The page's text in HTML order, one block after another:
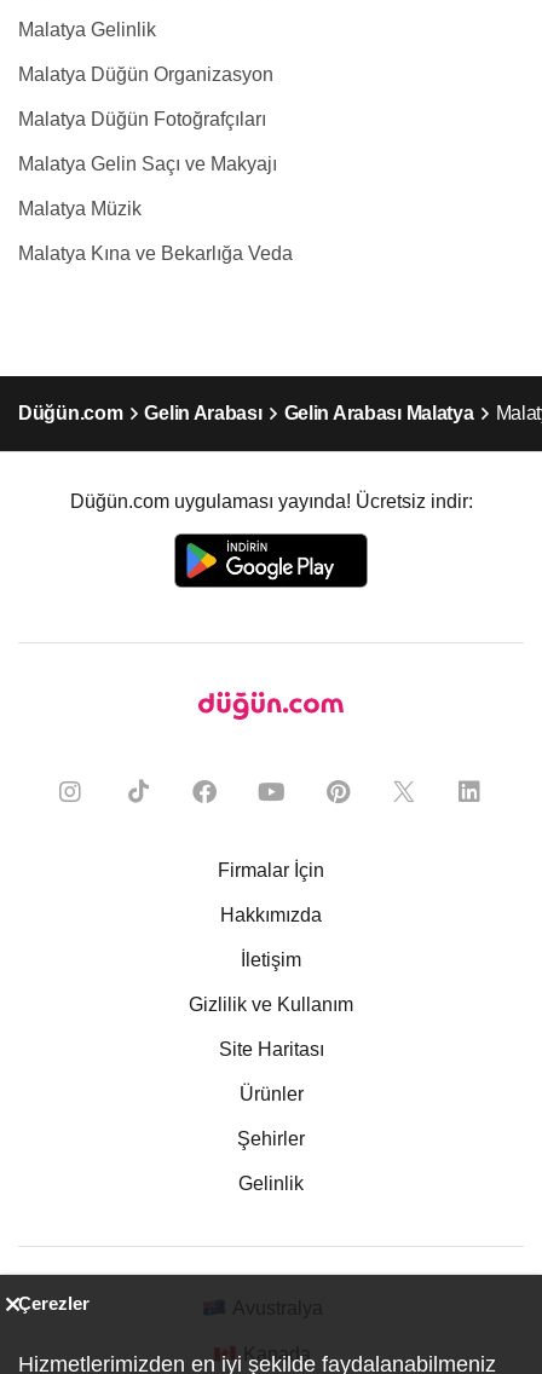
Malatya Gelinlik
Malatya Düğün Organizasyon
Malatya Düğün Fotoğrafçıları
Malatya Gelin Saçı ve Makyajı
Malatya Müzik
Malatya Kına ve Bekarlığa Veda
Düğün.com Gelin Arabası Gelin Arabası Malatya
Düğün.com uygulaması yayında! Ücretsiz indir:
Firmalar İçin
Hakkımızda
İletişim
Gizlilik ve Kullanım
Site Haritası
Ürünler
Şehirler
Gelinlik
Kanada
Çerezler
Hizmetlerimizden en iyi şekilde faydalanabilmeniz